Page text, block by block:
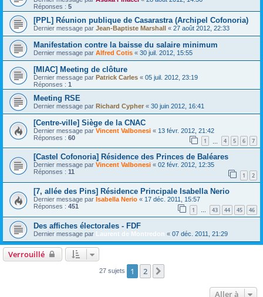
Réponses : 5
[PPL] Réunion publique de Casarastra (Archipel Cofonoria)
Dernier message par Jean-Baptiste Marshall « 27 août 2012, 22:33
Manifestation contre la baisse du salaire minimum
Dernier message par Alfred Cotis « 30 juil. 2012, 15:55
[MIAC] Meeting de clôture
Dernier message par Patrick Carles « 05 juil. 2012, 23:19
Réponses : 1
Meeting RSE
Dernier message par Richard Cypher « 30 juin 2012, 16:41
[Centre-ville] Siège de la CNAC
Dernier message par Vincent Valbonesi « 13 févr. 2012, 21:42
Réponses : 60 1 4 5 6 7
[Castel Cofonoria] Résidence des Princes de Baléares
Dernier message par Vincent Valbonesi « 02 févr. 2012, 12:35
Réponses : 11 1 2
[7, allée des Pins] Résidence Principale Isabella Nerio
Dernier message par Isabella Nerio « 17 déc. 2011, 15:57
Réponses : 451 1 … 43 44 45 46
Des affiches électorales - FDF
Dernier message par Laurent de Montredon « 07 déc. 2011, 21:29
Verrouillé
27 sujets 1 2
Aller à